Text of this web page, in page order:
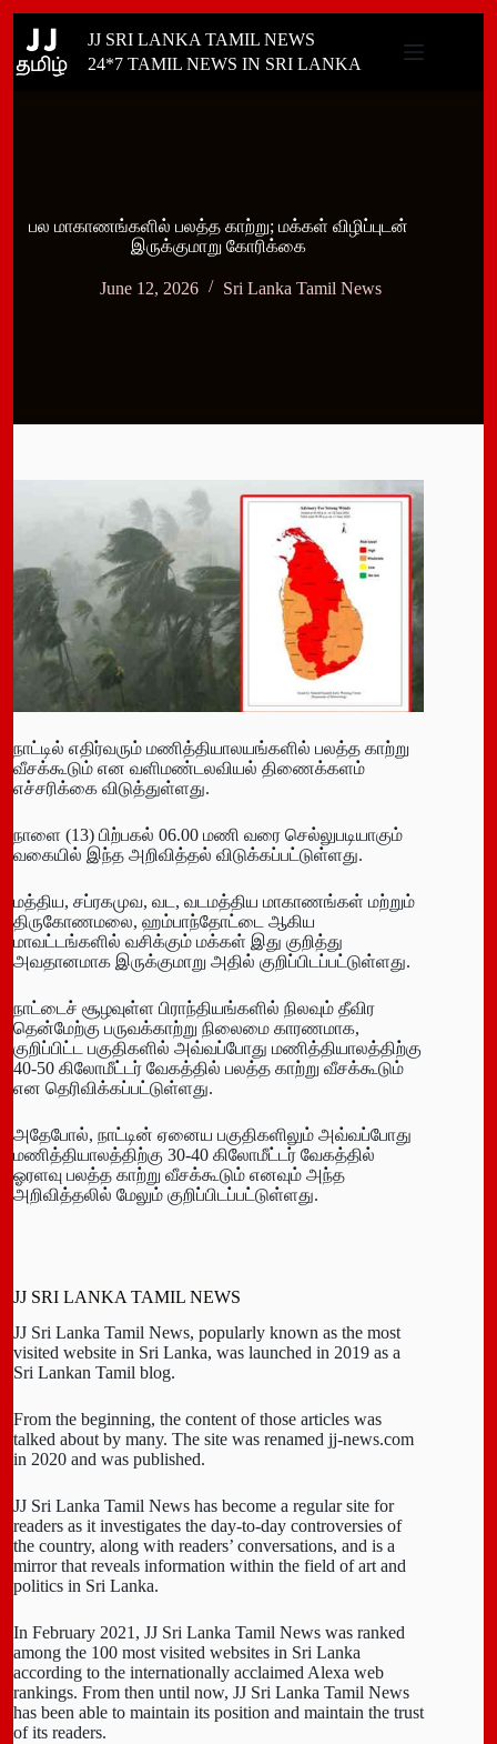
content
JJ SRI LANKA TAMIL NEWS
24*7 TAMIL NEWS IN SRI LANKA
பல மாகாணங்களில் பலத்த காற்று; மக்கள் விழிப்புடன்
இருக்குமாறு கோரிக்கை
June 12, 2026 Sri Lanka Tamil News
நாட்டில் எதிர்வரும் மணித்தியாலயங்களில் பலத்த காற்று
வீசக்கூடும் என வளிமண்டலவியல் திணைக்களம்
எச்சரிக்கை விடுத்துள்ளது.
நாளை (13) பிற்பகல் 06.00 மணி வரை செல்லுபடியாகும்
வகையில் இந்த அறிவித்தல் விடுக்கப்பட்டுள்ளது.
மத்திய, சப்ரகமுவ, வட, வடமத்திய மாகாணங்கள் மற்றும்
திருகோணமலை, ஹம்பாந்தோட்டை ஆகிய
மாவட்டங்களில் வசிக்கும் மக்கள் இது குறித்து
அவதானமாக இருக்குமாறு அதில் குறிப்பிடப்பட்டுள்ளது.
நாட்டைச் சூழவுள்ள பிராந்தியங்களில் நிலவும் தீவிர
தென்மேற்கு பருவக்காற்று நிலைமை காரணமாக,
குறிப்பிட்ட பகுதிகளில் அவ்வப்போது மணித்தியாலத்திற்கு
40-50 கிலோமீட்டர் வேகத்தில் பலத்த காற்று வீசக்கூடும்
என தெரிவிக்கப்பட்டுள்ளது.
அதேபோல், நாட்டின் ஏனைய பகுதிகளிலும் அவ்வப்போது
மணித்தியாலத்திற்கு 30-40 கிலோமீட்டர் வேகத்தில்
ஓரளவு பலத்த காற்று வீசக்கூடும் எனவும் அந்த
அறிவித்தலில் மேலும் குறிப்பிடப்பட்டுள்ளது.
JJ SRI LANKA TAMIL NEWS
JJ Sri Lanka Tamil News, popularly known as the most
visited website in Sri Lanka, was launched in 2019 as a
Sri Lankan Tamil blog.
From the beginning, the content of those articles was
talked about by many. The site was renamed jj-news.com
in 2020 and was published.
JJ Sri Lanka Tamil News has become a regular site for
readers as it investigates the day-to-day controversies of
the country, along with readers’ conversations, and is a
mirror that reveals information within the field of art and
politics in Sri Lanka.
In February 2021, JJ Sri Lanka Tamil News was ranked
among the 100 most visited websites in Sri Lanka
according to the internationally acclaimed Alexa web
rankings. From then until now, JJ Sri Lanka Tamil News
has been able to maintain its position and maintain the trust
of its readers.